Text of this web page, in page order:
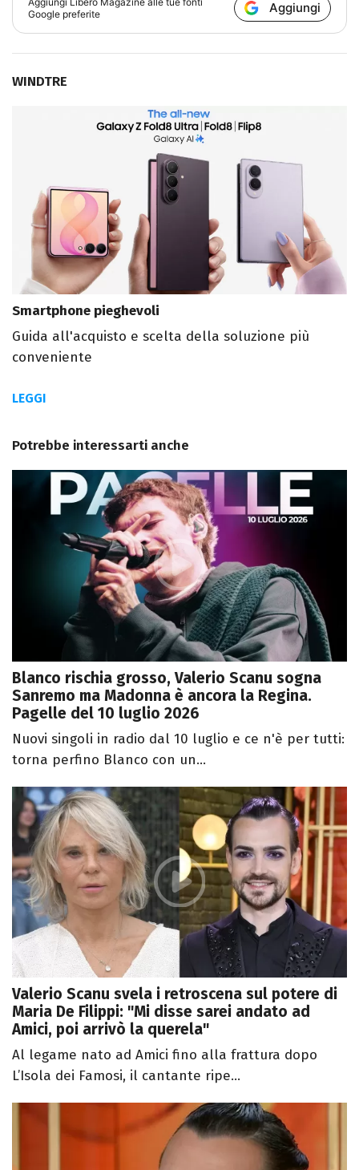
Google preferite
Aggiungi
WINDTRE
Smartphone pieghevoli
Guida all'acquisto e scelta della soluzione più
conveniente
LEGGI
Potrebbe interessarti anche
Blanco rischia grosso, Valerio Scanu sogna
Sanremo ma Madonna è ancora la Regina.
Pagelle del 10 luglio 2026
Nuovi singoli in radio dal 10 luglio e ce n'è per tutti:
torna perfino Blanco con un...
Valerio Scanu svela i retroscena sul potere di
Maria De Filippi: "Mi disse sarei andato ad
Amici, poi arrivò la querela"
Al legame nato ad Amici fino alla frattura dopo
L’Isola dei Famosi, il cantante ripe...